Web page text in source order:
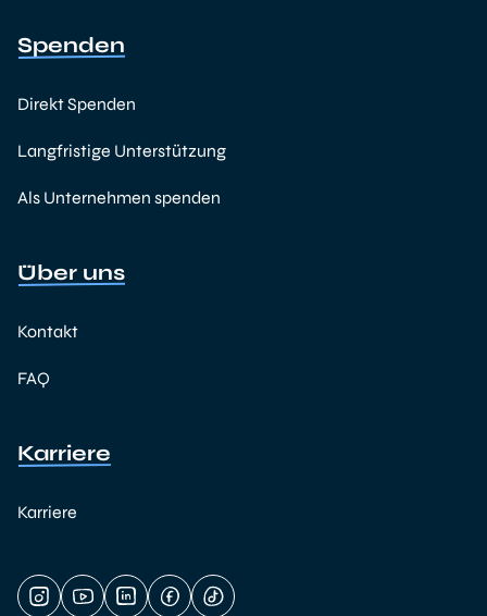
Spenden
Direkt Spenden
Langfristige Unterstützung
Als Unternehmen spenden
Über uns
Kontakt
FAQ
Karriere
Karriere